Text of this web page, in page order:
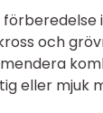
och
eller mjuk